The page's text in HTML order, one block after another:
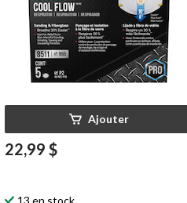
Ajouter
22,99 $
13 en stock